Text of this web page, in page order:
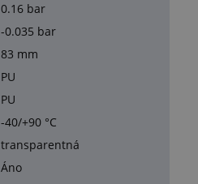
0.16 bar
-0.035 bar
83 mm
PU
PU
-40/+90 °C
transparentná
Áno